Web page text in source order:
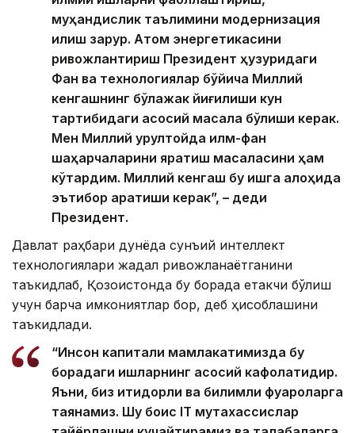
муҳандислик таълимини модернизация
қилиш зарур. Атом энергетикасини
ривожлантириш Президент ҳузуридаги
Фан ва технологиялар бўйича Миллий
кенгашнинг бўлажак йиғилиши кун
тартибидаги асосий масала бўлиши керак.
Мен Миллий қурултойда илм-фан
шаҳарчаларини яратиш масаласини ҳам
кўтардим. Миллий кенгаш бу ишга алоҳида
эътибор қаратиши керак”, – деди
Президент.
Давлат раҳбари дунёда сунъий интеллект
технологиялари жадал ривожланаётганини
таъкидлаб, Қозоғистонда бу борада етакчи бўлиш
учун барча имкониятлар бор, деб ҳисоблашини
таъкидлади.
“Инсон капитали мамлакатимизда бу
борадаги ишларнинг асосий кафолатидир.
Яъни, биз иқтидорли ва билимли фуқароларга
таянамиз. Шу боис IТ мутахассислар